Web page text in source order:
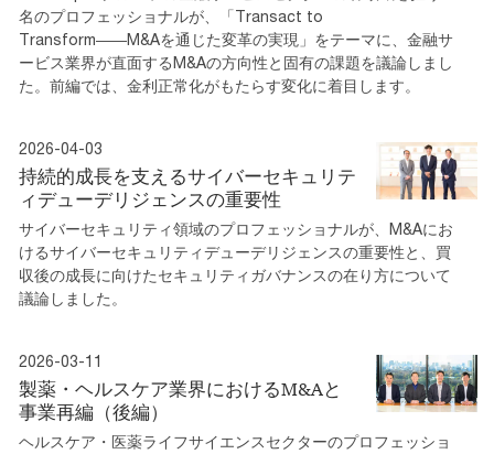
名のプロフェッショナルが、「Transact to
Transform――M&Aを通じた変革の実現」をテーマに、金融サ
ービス業界が直面するM&Aの方向性と固有の課題を議論しまし
た。前編では、金利正常化がもたらす変化に着目します。
2026-04-03
持続的成長を支えるサイバーセキュリテ
ィデューデリジェンスの重要性
サイバーセキュリティ領域のプロフェッショナルが、M&Aにお
けるサイバーセキュリティデューデリジェンスの重要性と、買
収後の成長に向けたセキュリティガバナンスの在り方について
議論しました。
2026-03-11
製薬・ヘルスケア業界におけるM&Aと
事業再編（後編）
ヘルスケア・医薬ライフサイエンスセクターのプロフェッショ